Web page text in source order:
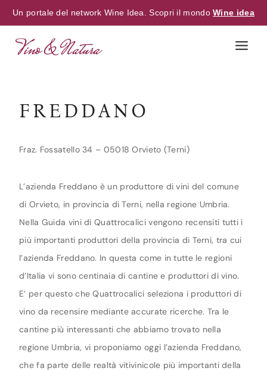
Un portale del network Wine Idea. Scopri il mondoWine idea
FREDDANO
Fraz. Fossatello 34 – 05018 Orvieto (Terni)
L’azienda Freddano è un produttore di vini del comune
di Orvieto, in provincia di Terni, nella regione Umbria.
Nella Guida vini di Quattrocalici vengono recensiti tutti i
più importanti produttori della provincia di Terni, tra cui
l’azienda Freddano. In questa come in tutte le regioni
d’Italia vi sono centinaia di cantine e produttori di vino.
E’ per questo che Quattrocalici seleziona i produttori di
vino da recensire mediante accurate ricerche. Tra le
cantine più interessanti che abbiamo trovato nella
regione Umbria, vi proponiamo oggi l’azienda Freddano,
che fa parte delle realtà vitivinicole più importanti della